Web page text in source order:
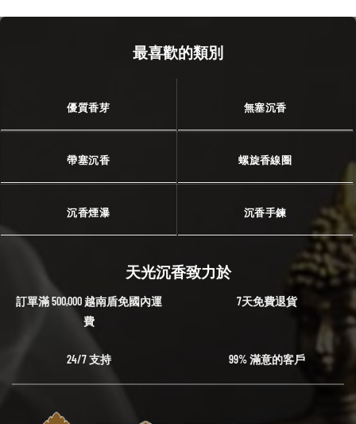
最喜歡的類別
優質香芽 無塞沉香
帶塞沉香 螺旋香線圈
沉香煙瀑 沉香手鍊
天光沉香致力於
訂單滿 500,000 越南盾免國內運
費
7天免費退貨
24/7 支持 99% 滿意的客戶